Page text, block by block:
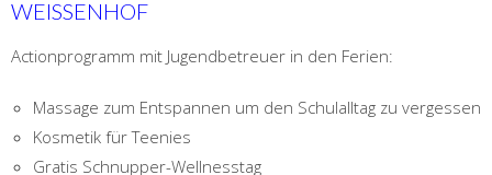
WEISSENHOF
Actionprogramm mit Jugendbetreuer in den Ferien:
Massage zum Entspannen um den Schulalltag zu vergessen
Kosmetik für Teenies
Gratis Schnupper-Wellnesstag